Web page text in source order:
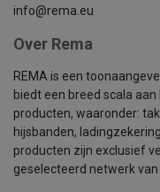
info@rema.eu
Over Rema
REMA is een
biedt een breed scala
producten, waaronder:
hijsbanden,
producten zijn exclusief
geselecteerd netwerk